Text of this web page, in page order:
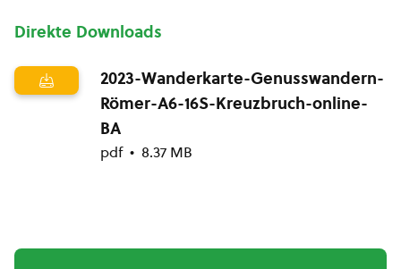
Direkte Downloads
2023-Wanderkarte-Genusswandern-
Römer-A6-16S-Kreuzbruch-online-
BA
pdf 8.37 MB